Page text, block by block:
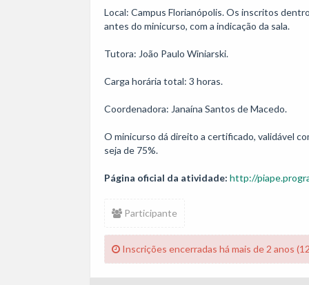
Local: Campus Florianópolis. Os inscritos
antes do minicurso, com a indicação da sala.
Tutora: João Paulo Winiarski.
Carga horária total: 3 horas.
Coordenadora: Janaína Santos de Macedo.
O minicurso dá direito a certificado, validável
seja de 75%.
Página oficial da atividade: http://
Participante
Inscrições encerradas há mais de 2 anos